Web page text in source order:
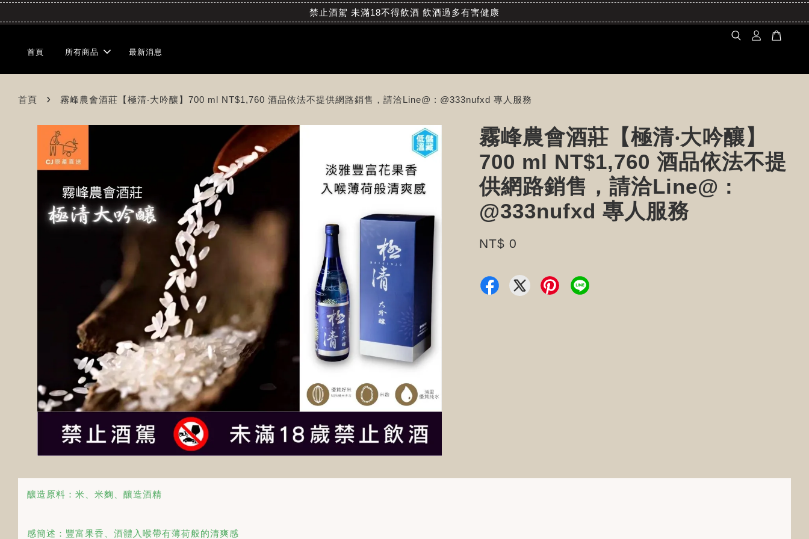
禁止酒駕 未滿18不得飲酒 飲酒過多有害健康
首頁 所有商品 最新消息
首頁 › 霧峰農會酒莊【極清‧大吟釀】700 ml NT$1,760 酒品依法不提供網路銷售，請洽Line@ : @333nufxd 專人服務
霧峰農會酒莊【極清‧大吟釀】
700 ml NT$1,760 酒品依法不提
供網路銷售，請洽Line@ :
@333nufxd 專人服務
NT$ 0
釀造原料：米、米麴、釀造酒精
感簡述：豐富果香、酒體入喉帶有薄荷般的清爽感